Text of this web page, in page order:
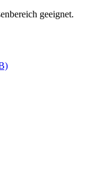
geeignet.